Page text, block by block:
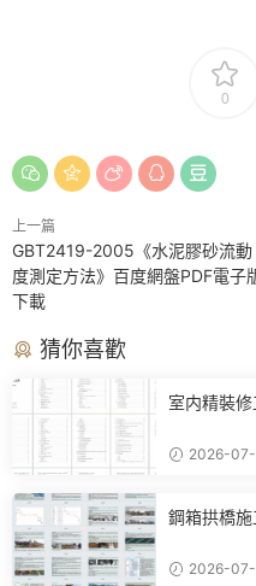
0
上一篇
GBT2419-2005《水泥膠砂流動
度測定方法》百度網盤PDF電子
下載
猜你喜歡
室内精裝
2026-
鋼箱拱橋
2026-